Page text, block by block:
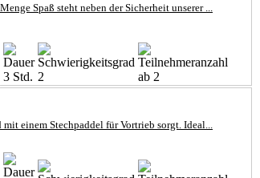
Spaß steht neben der Sicherheit unserer ...
3 Std. 2 ab 2
einem Stechpaddel für Vortrieb sorgt. Ideal...